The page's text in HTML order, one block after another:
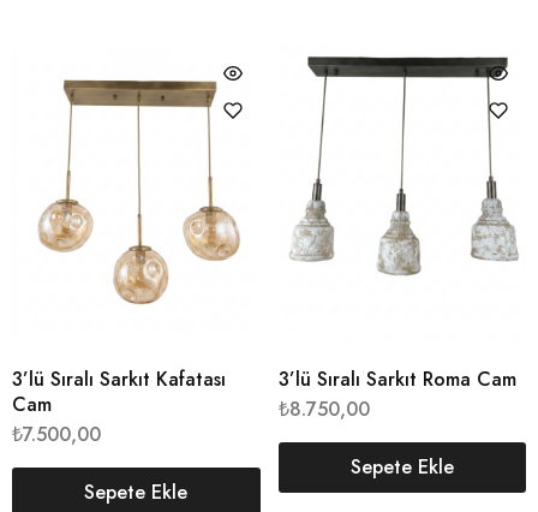
3’lü Sıralı Sarkıt Kafatası
Cam
₺7.500,00
Sepete Ekle
3’lü Sıralı Sarkıt Roma Cam
₺8.750,00
Sepete Ekle